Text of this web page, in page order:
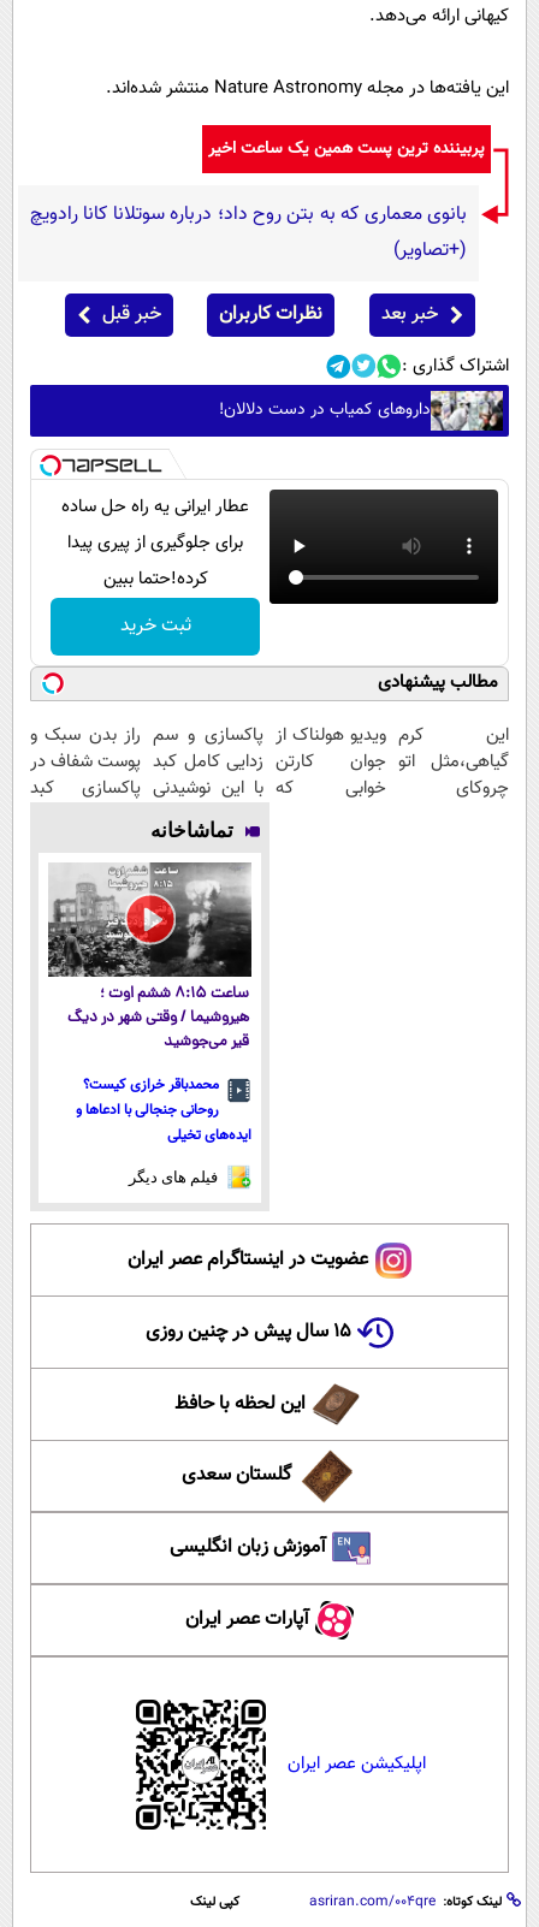
کیهانی ارائه می‌دهد.
این یافته‌ها در مجله Nature Astronomy منتشر شده‌اند.
پربیننده ترین پست همین یک ساعت اخیر
بانوی معماری که به بتن روح داد؛ درباره سوتلانا کانا رادویچ
(+تصاویر)
خبر بعد نظرات کاربران خبر قبل
اشتراک گذاری :
داروهای کمیاب در دست دلالان!
عطار ایرانی یه راه حل ساده
برای جلوگیری از پیری پیدا
کرده!حتما ببین
ثبت خرید
مطالب پیشنهادی
این کرم
گیاهی،مثل اتو
چروکای
ویدیو هولناک از
جوان کارتن
خوابی که
پاکسازی و سم
زدایی کامل کبد
با این نوشیدنی
راز بدن سبک و
پوست شفاف در
پاکسازی کبد
تماشاخانه
ساعت ۸:۱۵ ششم اوت ؛
هیروشیما / وقتی شهر در دیگ
قیر می‌جوشید
محمدباقر خرازی کیست؟
روحانی جنجالی با ادعاها و
ایده‌های تخیلی
فیلم های دیگر
عضویت در اینستاگرام عصر ایران
۱۵ سال پیش در چنین روزی
این لحظه با حافظ
گلستان سعدی
آموزش زبان انگلیسی
آپارات عصر ایران
اپلیکیشن عصر ایران
لینک کوتاه: کپی لینک